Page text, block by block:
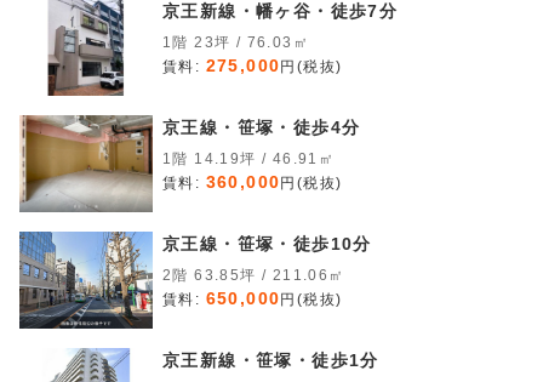
京王新線・幡ヶ谷・徒歩7分
1階 23坪 / 76.03㎡
賃料: 275,000 円(税抜)
京王線・笹塚・徒歩4分
1階 14.19坪 / 46.91㎡
賃料: 360,000 円(税抜)
京王線・笹塚・徒歩10分
2階 63.85坪 / 211.06㎡
賃料: 650,000 円(税抜)
京王新線・笹塚・徒歩1分